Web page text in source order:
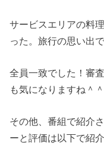
サービスエリアの料
った。旅行の思い出
全員一致でした！審
も気になりますね＾＾
その他、番組で紹介
ーと評価は以下で紹